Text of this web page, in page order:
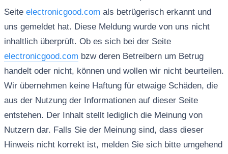
Seite electronicgood.com als betrügerisch erkannt und
uns gemeldet hat. Diese Meldung wurde von uns nicht
inhaltlich überprüft. Ob es sich bei der Seite
electronicgood.com bzw deren Betreibern um Betrug
handelt oder nicht, können und wollen wir nicht beurteilen.
Wir übernehmen keine Haftung für etwaige Schäden, die
aus der Nutzung der Informationen auf dieser Seite
entstehen. Der Inhalt stellt lediglich die Meinung von
Nutzern dar. Falls Sie der Meinung sind, dass dieser
Hinweis nicht korrekt ist, melden Sie sich bitte umgehend